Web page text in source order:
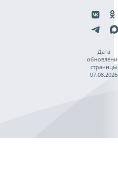
Дата
страницы
07.08.2026